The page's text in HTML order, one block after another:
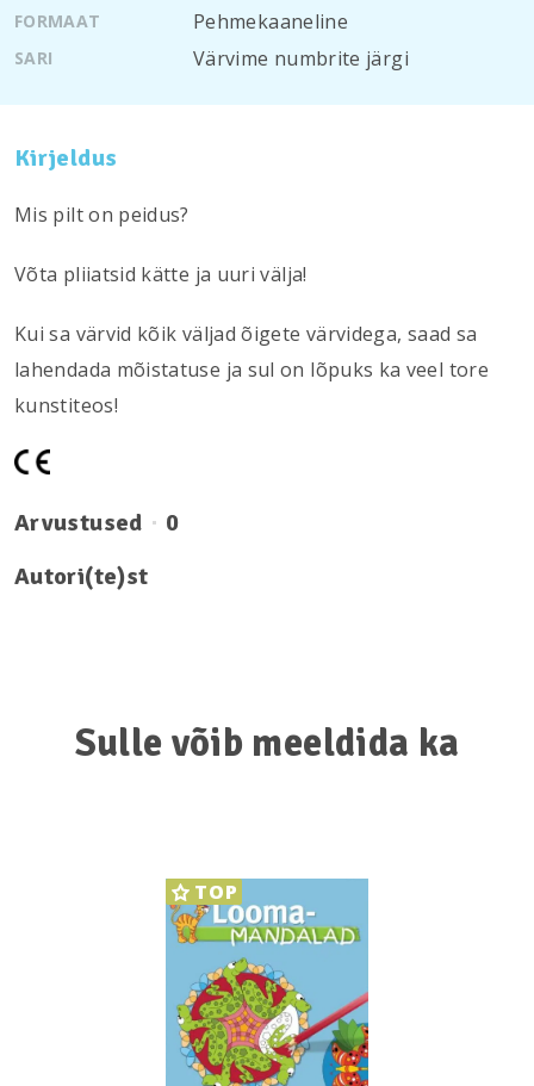
FORMAAT Pehmekaaneline
SARI Värvime numbrite järgi
Kirjeldus
Mis pilt on peidus?
Võta pliiatsid kätte ja uuri välja!
Kui sa värvid kõik väljad õigete värvidega, saad sa
lahendada mõistatuse ja sul on lõpuks ka veel tore
kunstiteos!
Arvustused
0
Autori(te)st
Sulle võib meeldida ka
TOP